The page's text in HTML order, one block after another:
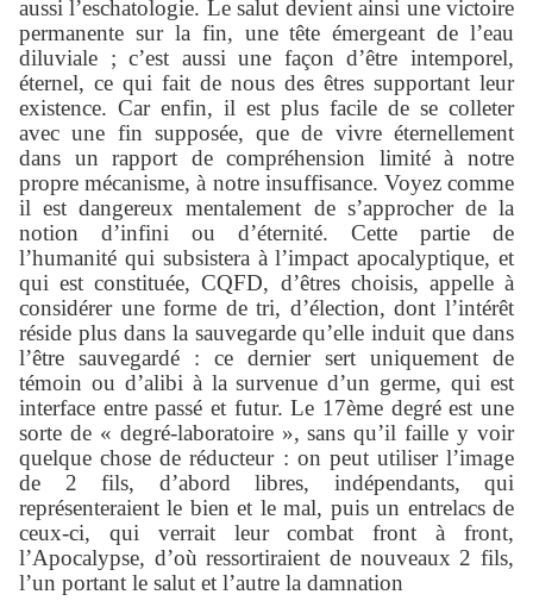
aussi l’eschatologie. Le salut devient ainsi une victoire
permanente sur la fin, une tête émergeant de l’eau
diluviale ; c’est aussi une façon d’être intemporel,
éternel, ce qui fait de nous des êtres supportant leur
existence. Car enfin, il est plus facile de se colleter
avec une fin supposée, que de vivre éternellement
dans un rapport de compréhension limité à notre
propre mécanisme, à notre insuffisance. Voyez comme
il est dangereux mentalement de s’approcher de la
notion d’infini ou d’éternité. Cette partie de
l’humanité qui subsistera à l’impact apocalyptique, et
qui est constituée, CQFD, d’êtres choisis, appelle à
considérer une forme de tri, d’élection, dont l’intérêt
réside plus dans la sauvegarde qu’elle induit que dans
l’être sauvegardé : ce dernier sert uniquement de
témoin ou d’alibi à la survenue d’un germe, qui est
interface entre passé et futur. Le 17ème degré est une
sorte de « degré-laboratoire », sans qu’il faille y voir
quelque chose de réducteur : on peut utiliser l’image
de 2 fils, d’abord libres, indépendants, qui
représenteraient le bien et le mal, puis un entrelacs de
ceux-ci, qui verrait leur combat front à front,
l’Apocalypse, d’où ressortiraient de nouveaux 2 fils,
l’un portant le salut et l’autre la damnation